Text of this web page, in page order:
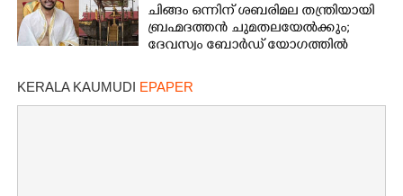
ചിങ്ങം ഒന്നിന് ശബരിമല തന്ത്രിയായി
ബ്രഹ്മദത്തൻ ചുമതലയേൽക്കും;
ദേവസ്വം ബോർഡ് യോഗത്തിൽ
KERALA KAUMUDI EPAPER